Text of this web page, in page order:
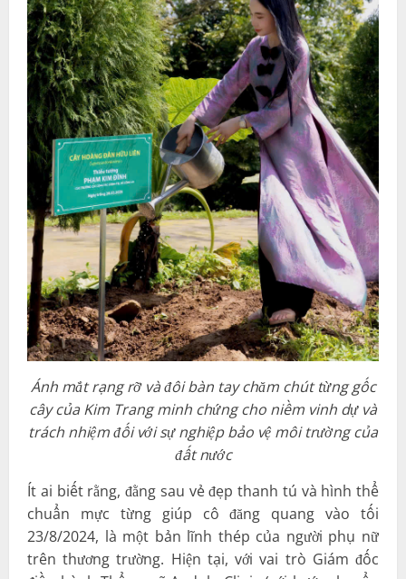
Ánh mắt rạng rỡ và đôi bàn tay chăm chút từng gốc
cây của Kim Trang minh chứng cho niềm vinh dự và
trách nhiệm đối với sự nghiệp bảo vệ môi trường của
đất nước
Ít ai biết rằng, đằng sau vẻ đẹp thanh tú và hình thể
chuẩn mực từng giúp cô đăng quang vào tối
23/8/2024, là một bản lĩnh thép của người phụ nữ
trên thương trường. Hiện tại, với vai trò Giám đốc
điều hành Thẩm mỹ Andola Clinic (với bước chuyển
Trang đang khẳng định vị thế của mình trong ngành
làm đẹp Việt Nam.